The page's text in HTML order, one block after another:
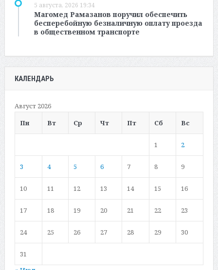
5 августа, 2026 19:34
Магомед Рамазанов поручил обеспечить
бесперебойную безналичную оплату проезда
в общественном транспорте
КАЛЕНДАРЬ
Август 2026
Пн
Вт Ср Чт Пт Сб Вс
1 2
3 4 5 6 7 8 9
10 11 12 13 14 15 16
17 18 19 20 21 22 23
24 25 26 27 28 29 30
31